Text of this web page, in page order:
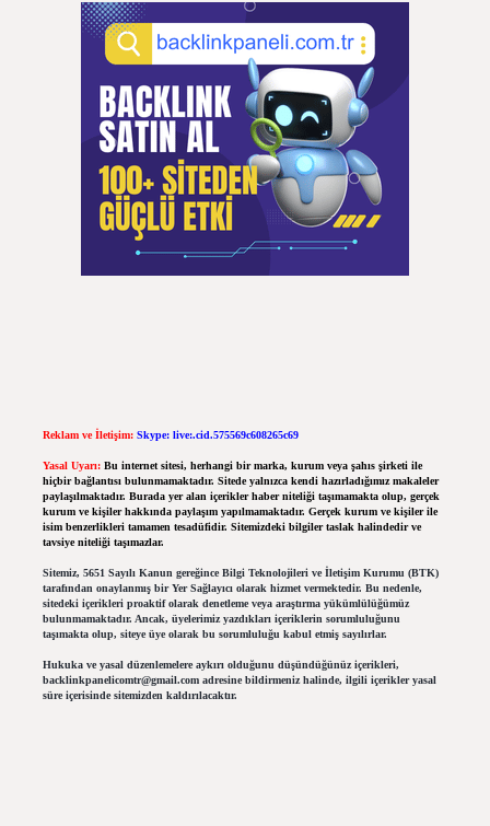
Reklam ve İletişim: Skype: live:.cid.575569c608265c69
Yasal Uyarı: Bu internet sitesi, herhangi bir marka, kurum veya şahıs şirketi ile
hiçbir bağlantısı bulunmamaktadır. Sitede yalnızca kendi hazırladığımız makaleler
paylaşılmaktadır. Burada yer alan içerikler haber niteliği taşımamakta olup, gerçek
kurum ve kişiler hakkında paylaşım yapılmamaktadır. Gerçek kurum ve kişiler ile
isim benzerlikleri tamamen tesadüfidir. Sitemizdeki bilgiler taslak halindedir ve
tavsiye niteliği taşımazlar.
Sitemiz, 5651 Sayılı Kanun gereğince Bilgi Teknolojileri ve İletişim Kurumu (BTK)
tarafından onaylanmış bir Yer Sağlayıcı olarak hizmet vermektedir. Bu nedenle,
sitedeki içerikleri proaktif olarak denetleme veya araştırma yükümlülüğümüz
bulunmamaktadır. Ancak, üyelerimiz yazdıkları içeriklerin sorumluluğunu
taşımakta olup, siteye üye olarak bu sorumluluğu kabul etmiş sayılırlar.
Hukuka ve yasal düzenlemelere aykırı olduğunu düşündüğünüz içerikleri,
backlinkpanelicomtr@gmail.comadresine bildirmeniz halinde, ilgili içerikler yasal
süre içerisinde sitemizden kaldırılacaktır.